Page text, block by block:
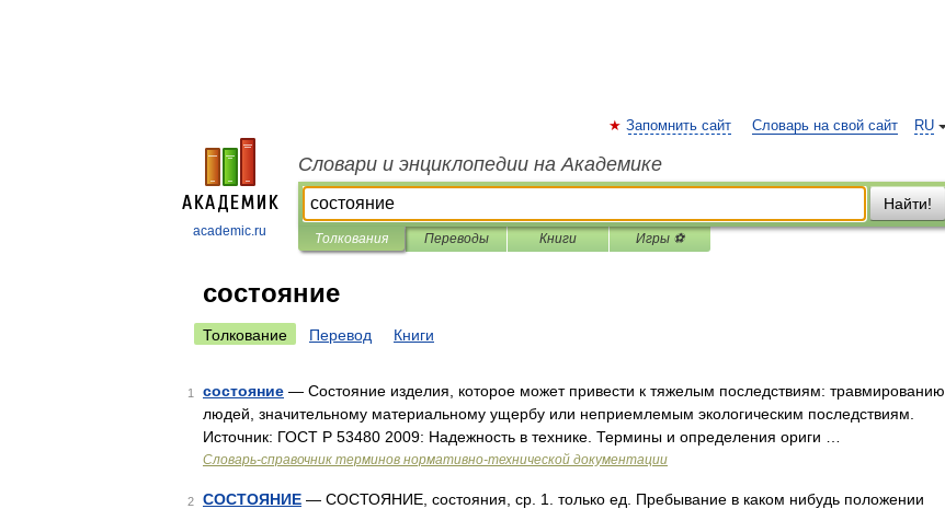
academic.ru
RU
Запомнить сайт Словарь на свой сайт
Словари и энциклопедии на Академике
Найти!
Толкования Переводы Книги Игры ⚽
состояние
Толкование Перевод Книги
1 состояние — Состояние изделия, которое может привести к тяжелым последствиям: травмированию
людей, значительному материальному ущербу или неприемлемым экологическим последствиям.
Источник: ГОСТ Р 53480 2009: Надежность в технике. Термины и определения ориги …
Словарь-справочник терминов нормативно-технической документации
2 СОСТОЯНИЕ — СОСТОЯНИЕ, состояния, ср. 1. только ед. Пребывание в каком нибудь положении